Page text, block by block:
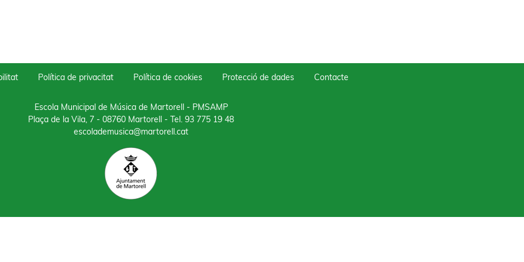
Política de privacitat Política de cookies Protecció de dades Contacte
Escola Municipal de Música de Martorell - PMSAMP
Plaça de la Vila, 7 - 08760 Martorell - Tel. 93 775 19 48
escolademusica@martorell.cat